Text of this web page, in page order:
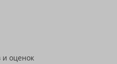
и оценок